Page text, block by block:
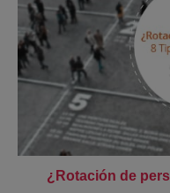
¿Rotación de